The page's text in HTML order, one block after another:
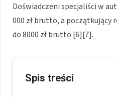
Doświadczeni specjaliści w
000 zł brutto, a początkujący
do 8000 zł brutto [6][7].
Spis treści